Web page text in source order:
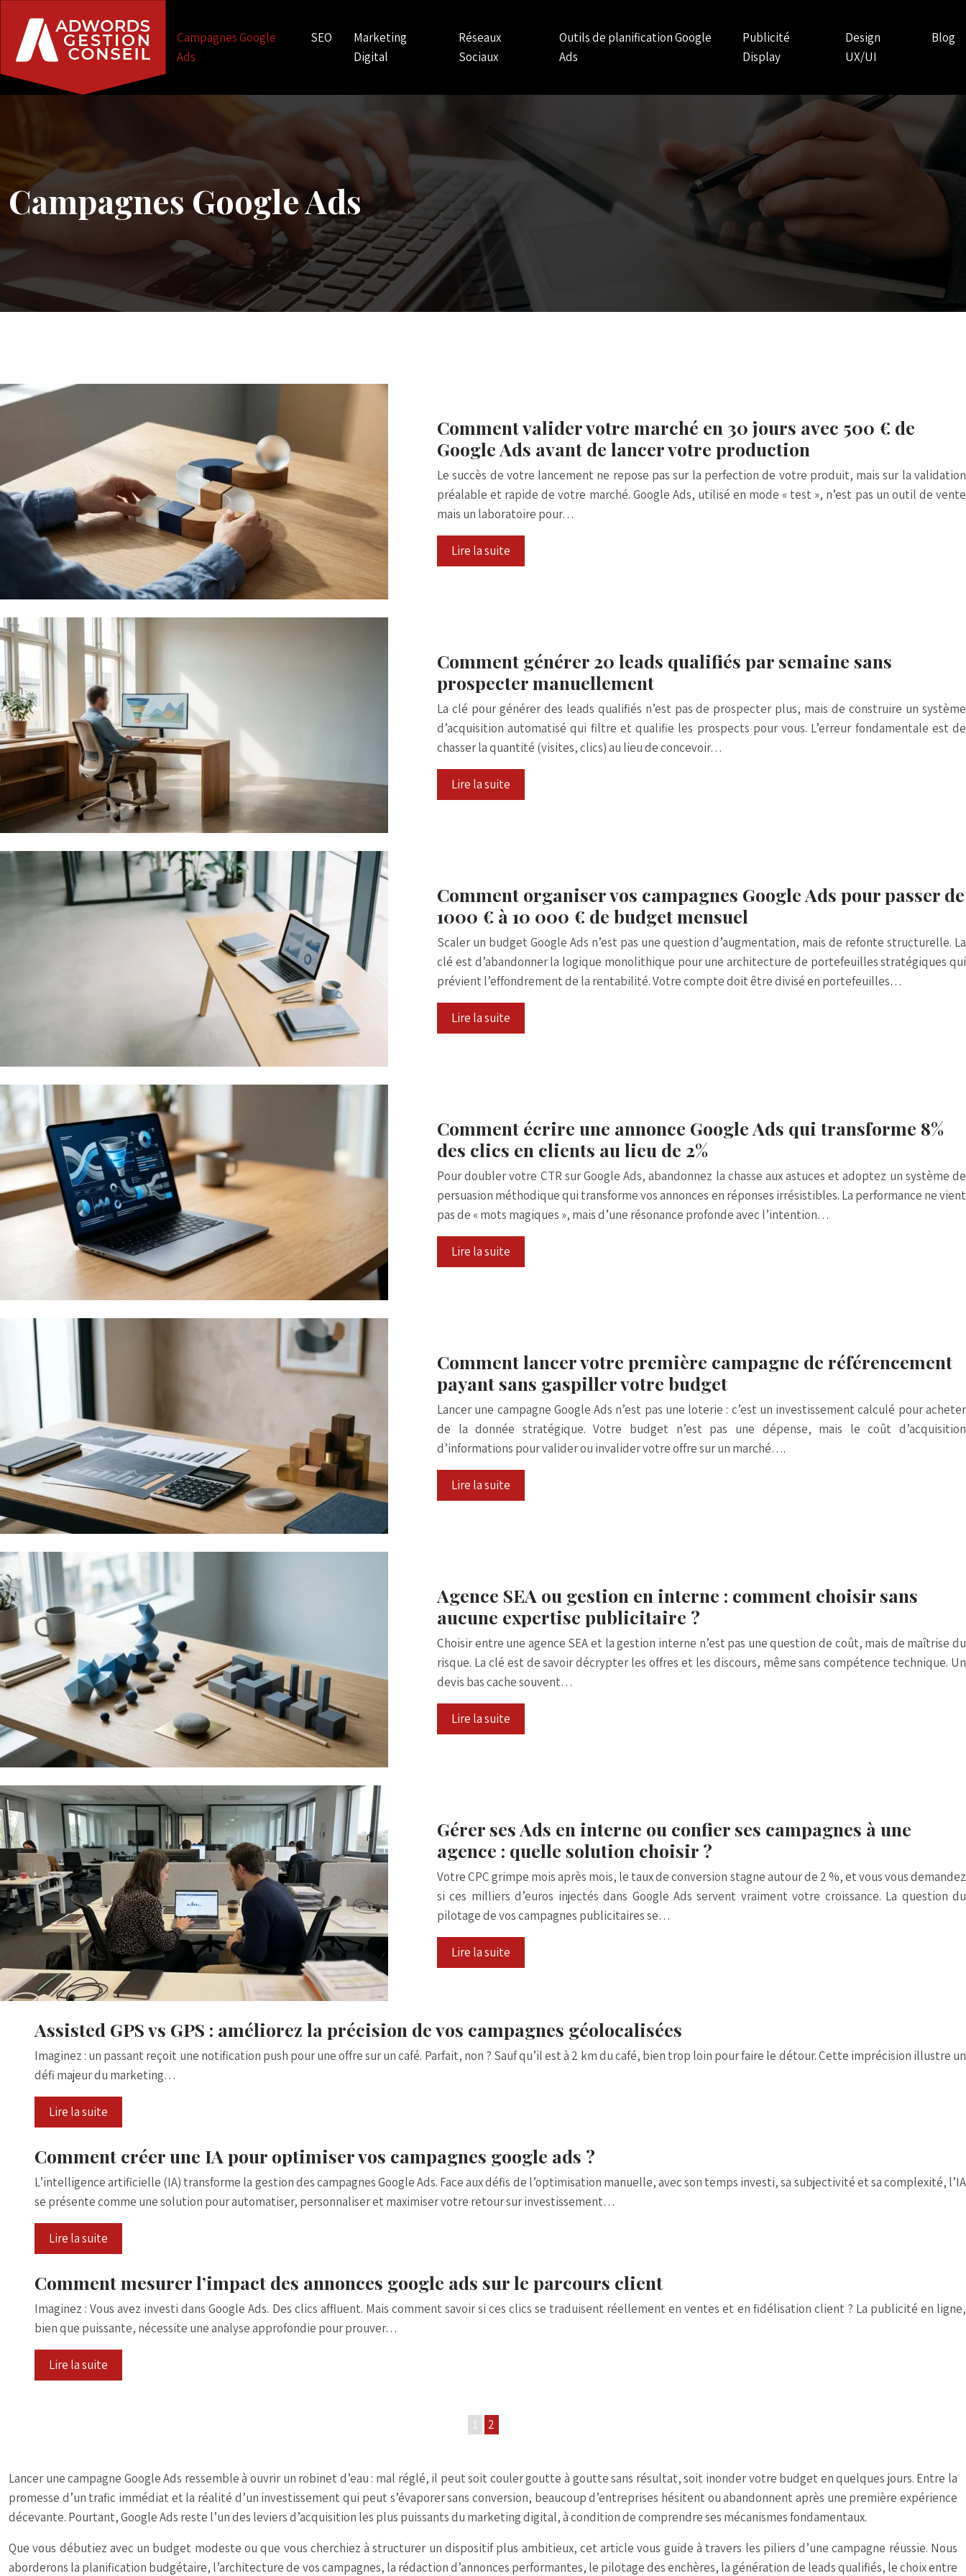
Campagnes Google
Ads
SEO
Marketing
Digital
Réseaux
Sociaux
Outils de planification Google
Ads
Publicité
Display
Design
UX/UI
Blog
Campagnes Google Ads
Comment valider votre marché en 30 jours avec 500 € de
Google Ads avant de lancer votre production
Le succès de votre lancement ne repose pas sur la perfection de votre produit, mais sur la validation
préalable et rapide de votre marché. Google Ads, utilisé en mode « test », n’est pas un outil de vente
mais un laboratoire pour…
Lire la suite
Comment générer 20 leads qualifiés par semaine sans
prospecter manuellement
La clé pour générer des leads qualifiés n’est pas de prospecter plus, mais de construire un système
d’acquisition automatisé qui filtre et qualifie les prospects pour vous. L’erreur fondamentale est de
chasser la quantité (visites, clics) au lieu de concevoir…
Lire la suite
Comment organiser vos campagnes Google Ads pour passer de
1000 € à 10 000 € de budget mensuel
Scaler un budget Google Ads n’est pas une question d’augmentation, mais de refonte structurelle. La
clé est d’abandonner la logique monolithique pour une architecture de portefeuilles stratégiques qui
prévient l’effondrement de la rentabilité. Votre compte doit être divisé en portefeuilles…
Lire la suite
Comment écrire une annonce Google Ads qui transforme 8%
des clics en clients au lieu de 2%
Pour doubler votre CTR sur Google Ads, abandonnez la chasse aux astuces et adoptez un système de
persuasion méthodique qui transforme vos annonces en réponses irrésistibles. La performance ne vient
pas de « mots magiques », mais d’une résonance profonde avec l’intention…
Lire la suite
Comment lancer votre première campagne de référencement
payant sans gaspiller votre budget
Lancer une campagne Google Ads n’est pas une loterie : c’est un investissement calculé pour acheter
de la donnée stratégique. Votre budget n’est pas une dépense, mais le coût d’acquisition
d’informations pour valider ou invalider votre offre sur un marché….
Lire la suite
Agence SEA ou gestion en interne : comment choisir sans
aucune expertise publicitaire ?
Choisir entre une agence SEA et la gestion interne n’est pas une question de coût, mais de maîtrise du
risque. La clé est de savoir décrypter les offres et les discours, même sans compétence technique. Un
devis bas cache souvent…
Lire la suite
Gérer ses Ads en interne ou confier ses campagnes à une
agence : quelle solution choisir ?
Votre CPC grimpe mois après mois, le taux de conversion stagne autour de 2 %, et vous vous demandez
si ces milliers d’euros injectés dans Google Ads servent vraiment votre croissance. La question du
pilotage de vos campagnes publicitaires se…
Lire la suite
Assisted GPS vs GPS : améliorez la précision de vos campagnes géolocalisées
Imaginez : un passant reçoit une notification push pour une offre sur un café. Parfait, non ? Sauf qu’il est à 2 km du café, bien trop loin pour faire le détour. Cette imprécision illustre un
défi majeur du marketing…
Lire la suite
Comment créer une IA pour optimiser vos campagnes google ads ?
L’intelligence artificielle (IA) transforme la gestion des campagnes Google Ads. Face aux défis de l’optimisation manuelle, avec son temps investi, sa subjectivité et sa complexité, l’IA
se présente comme une solution pour automatiser, personnaliser et maximiser votre retour sur investissement…
Lire la suite
Comment mesurer l’impact des annonces google ads sur le parcours client
Imaginez : Vous avez investi dans Google Ads. Des clics affluent. Mais comment savoir si ces clics se traduisent réellement en ventes et en fidélisation client ? La publicité en ligne,
bien que puissante, nécessite une analyse approfondie pour prouver…
Lire la suite
1 2
Lancer une campagne Google Ads ressemble à ouvrir un robinet d’eau : mal réglé, il peut soit couler goutte à goutte sans résultat, soit inonder votre budget en quelques jours. Entre la
promesse d’un trafic immédiat et la réalité d’un investissement qui peut s’évaporer sans conversion, beaucoup d’entreprises hésitent ou abandonnent après une première expérience
décevante. Pourtant, Google Ads reste l’un des leviers d’acquisition les plus puissants du marketing digital, à condition de comprendre ses mécanismes fondamentaux.
Que vous débutiez avec un budget modeste ou que vous cherchiez à structurer un dispositif plus ambitieux, cet article vous guide à travers les piliers d’une campagne réussie. Nous
aborderons la planification budgétaire, l’architecture de vos campagnes, la rédaction d’annonces performantes, le pilotage des enchères, la génération de leads qualifiés, le choix entre